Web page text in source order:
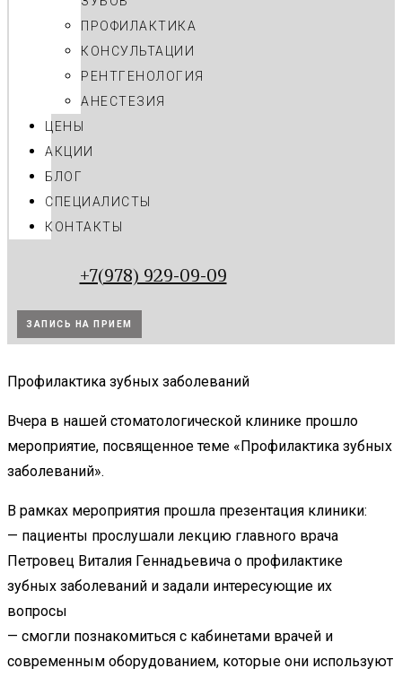
ПРОФИЛАКТИКА
КОНСУЛЬТАЦИИ
РЕНТГЕНОЛОГИЯ
АНЕСТЕЗИЯ
ЦЕНЫ
АКЦИИ
БЛОГ
CПЕЦИАЛИСТЫ
КОНТАКТЫ
+7(978) 929-09-09
ЗАПИСЬ НА ПРИЕМ
Профилактика зубных заболеваний
Вчера в нашей стоматологической клинике прошло
мероприятие, посвященное теме «Профилактика зубных
заболеваний».
В рамках мероприятия прошла презентация клиники:
— пациенты прослушали лекцию главного врача
Петровец Виталия Геннадьевича о профилактике
зубных заболеваний и задали интересующие их
вопросы
— смогли познакомиться с кабинетами врачей и
современным оборудованием, которые они используют